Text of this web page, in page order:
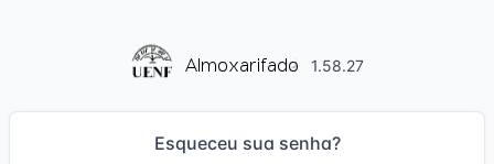
1.58.27
Esqueceu sua senha?